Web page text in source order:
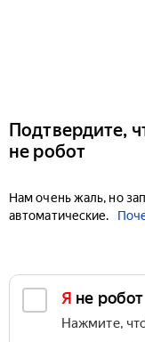
Подтвердите,
не робот
Нам очень жаль, но
автоматические.
Я не робот
Нажмите,